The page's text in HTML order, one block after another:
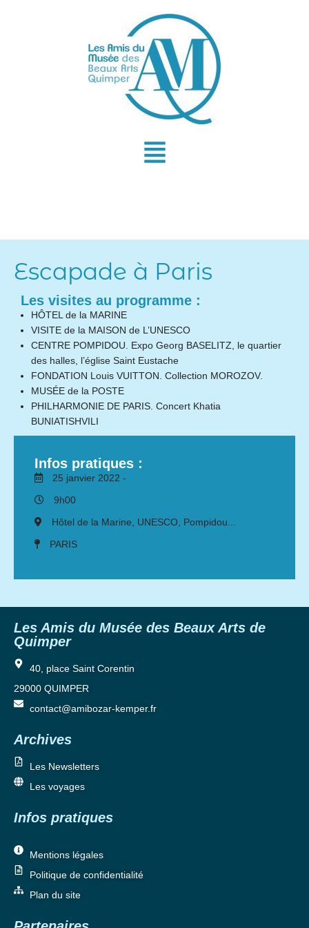
Escapade à Paris
Les visites au programme :
HÔTEL de la MARINE
VISITE de la MAISON de L’UNESCO
CENTRE POMPIDOU. Expo Georg BASELITZ, le quartier
des halles, l’église Saint Eustache
FONDATION Louis VUITTON. Collection MOROZOV.
MUSÉE de la POSTE
PHILHARMONIE DE PARIS. Concert Khatia
BUNIATISHVILI
Infos pratiques :
25 janvier 2022 -
9h00
Hôtel de la Marine, UNESCO, Pompidou...
PARIS
Les Amis du Musée des Beaux Arts de
Quimper
40, place Saint Corentin
29000 QUIMPER
contact@amibozar-kemper.fr
Archives
Les Newsletters
Les voyages
Infos pratiques
Mentions légales
Politique de confidentialité
Plan du site